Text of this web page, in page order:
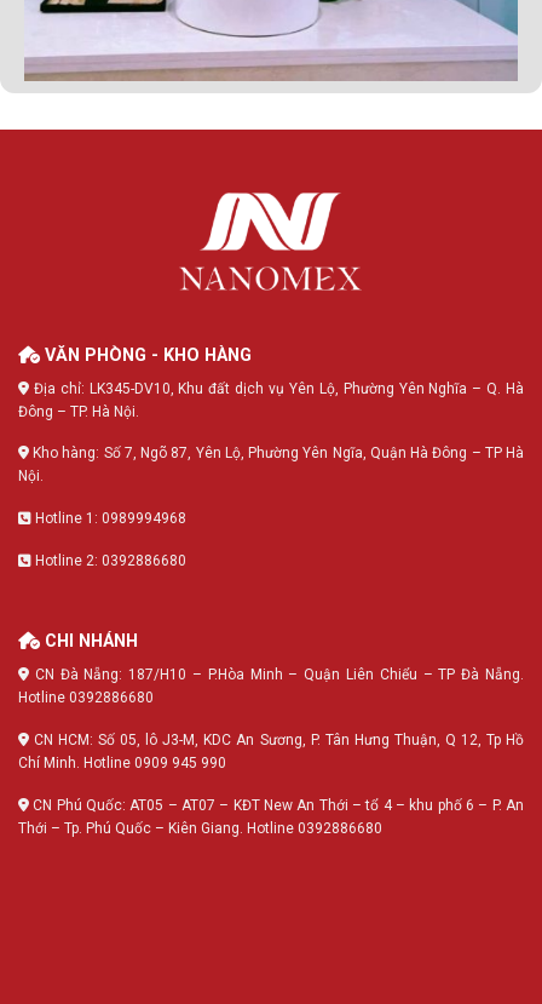
VĂN PHÒNG - KHO HÀNG
Địa chỉ: LK345-DV10, Khu đất dịch vụ Yên Lộ, Phường Yên Nghĩa – Q. Hà
Đông – TP. Hà Nội.
Kho hàng: Số 7, Ngõ 87, Yên Lộ, Phường Yên Ngĩa, Quận Hà Đông – TP Hà
Nội.
Hotline 1: 0989994968
Hotline 2: 0392886680
CHI NHÁNH
CN Đà Nẵng: 187/H10 – P.Hòa Minh – Quận Liên Chiểu – TP Đà Nẵng.
Hotline 0392886680
CN HCM: Số 05, lô J3-M, KDC An Sương, P. Tân Hưng Thuận, Q 12, Tp Hồ
Chí Minh. Hotline 0909 945 990
CN Phú Quốc: AT05 – AT07 – KĐT New An Thới – tổ 4 – khu phố 6 – P. An
Thới – Tp. Phú Quốc – Kiên Giang. Hotline 0392886680